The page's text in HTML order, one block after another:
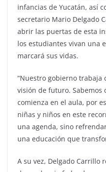
infancias de Yucatán, así
secretario Mario Delgado
abrir las puertas de esta
los estudiantes vivan una
marcará sus vidas.
“Nuestro gobierno trabaja
visión de futuro. Sabemos
comienza en el aula, por
niñas y niños en este
una agenda, sino
una educación que
A su vez, Delgado Carrillo